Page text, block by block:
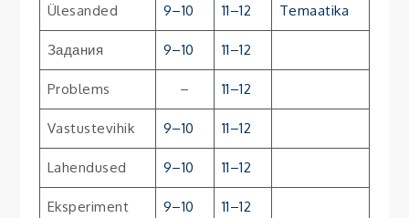
Ülesanded
9–10 11–12 Temaatika
Задания 9–10 11–12
Problems – 11–12
Vastustevihik 9–10 11–12
Lahendused 9–10 11–12
Eksperiment 9–10 11–12